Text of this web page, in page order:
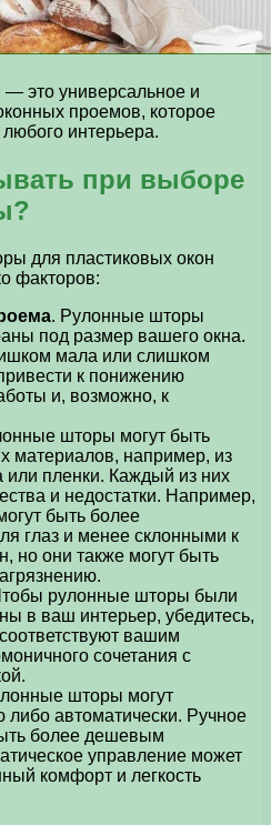
это универсальное и
проемов, которое
интерьера.
при выборе
для пластиковых окон
факторов:
. Рулонные шторы
под размер вашего окна.
мала или слишком
к понижению
и, возможно, к
шторы могут быть
материалов, например, из
или пленки. Каждый из них
и недостатки. Например,
быть более
глаз и менее склонными к
но они также могут быть
рулонные шторы были
в ваш интерьер, убедитесь,
вашим
сочетания с
шторы могут
либо автоматически. Ручное
более дешевым
управление может
комфорт и легкость